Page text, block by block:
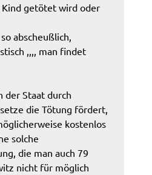
getötet wird oder
abscheußlich,
,,,, man findet
der Staat durch
die Tötung fördert,
kostenlos
solche
die man auch 79
nicht für möglich